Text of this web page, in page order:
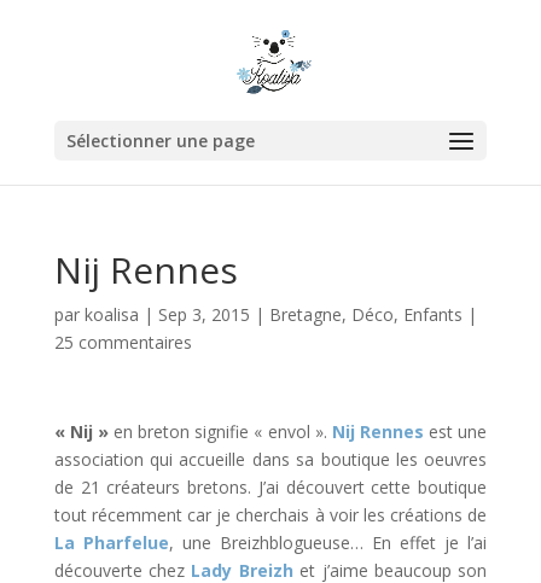
Sélectionner une page
Nij Rennes
par koalisa | Sep 3, 2015 | Bretagne, Déco, Enfants |
25 commentaires
« Nij » en breton signifie « envol ». Nij Rennes est une
association qui accueille dans sa boutique les oeuvres
de 21 créateurs bretons. J’ai découvert cette boutique
tout récemment car je cherchais à voir les créations de
La Pharfelue, une Breizhblogueuse… En effet je l’ai
découverte chez Lady Breizh et j’aime beaucoup son